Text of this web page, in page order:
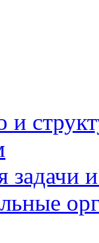
и
задачи